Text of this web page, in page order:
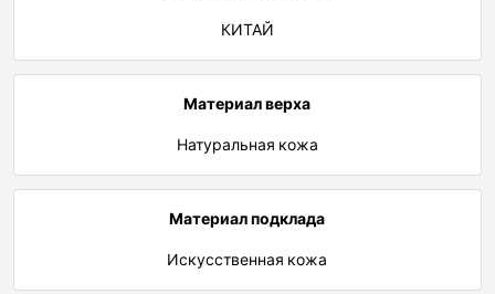
КИТАЙ
Материал верха
Натуральная кожа
Материал подклада
Искусственная кожа